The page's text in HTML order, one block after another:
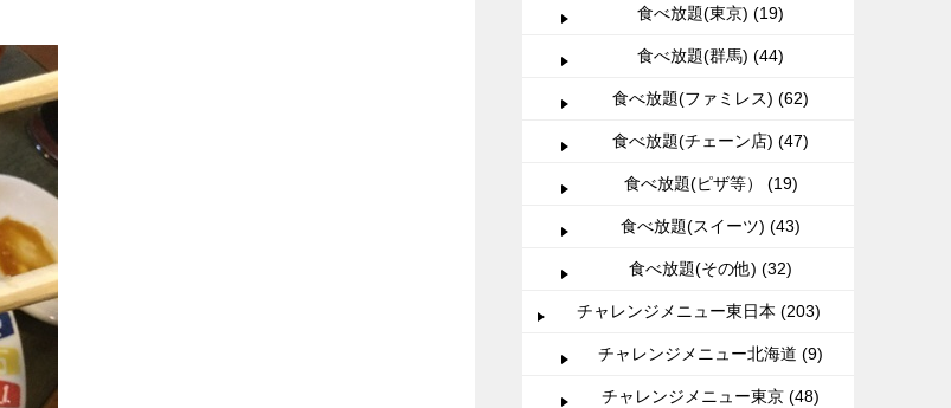
食べ放題(東京) (19)
食べ放題(群馬) (44)
食べ放題(ファミレス) (62)
食べ放題(チェーン店) (47)
食べ放題(ピザ等） (19)
食べ放題(スイーツ) (43)
食べ放題(その他) (32)
チャレンジメニュー東日本 (203)
チャレンジメニュー北海道 (9)
チャレンジメニュー東京 (48)